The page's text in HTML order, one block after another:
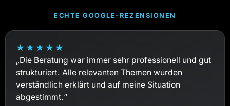
ECHTE GOOGLE-REZENSIONEN
★ ★ ★ ★ ★
„Die Beratung war immer sehr professionell und gut
strukturiert. Alle relevanten Themen wurden
verständlich erklärt und auf meine Situation
abgestimmt.“